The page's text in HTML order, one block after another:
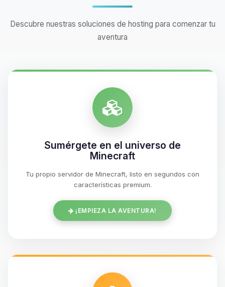
Descubre nuestras soluciones de hosting para comenzar tu
aventura
Sumérgete en el universo de
Minecraft
Tu propio servidor de Minecraft, listo en segundos con
características premium.
¡EMPIEZA LA AVENTURA!